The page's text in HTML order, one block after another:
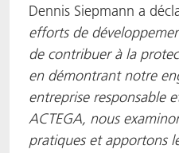
Dennis Siepmann a
efforts de
de contribuer à la
en démontrant notre
entreprise responsable
ACTEGA, nous
pratiques et apportons